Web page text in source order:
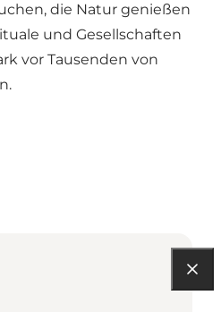
die Natur genießen
und Gesellschaften
vor Tausenden von